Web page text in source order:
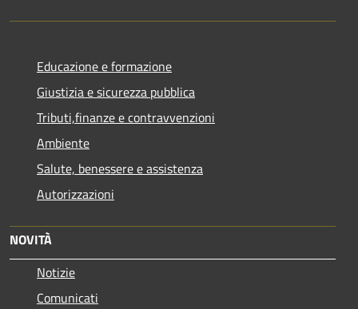
Educazione e formazione
Giustizia e sicurezza pubblica
Tributi,finanze e contravvenzioni
Ambiente
Salute, benessere e assistenza
Autorizzazioni
NOVITÀ
Notizie
Comunicati